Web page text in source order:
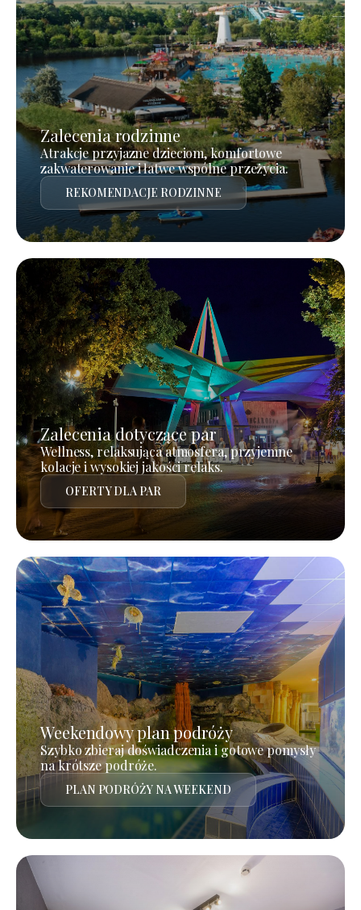
Zalecenia rodzinne
Atrakcje przyjazne dzieciom, komfortowe
zakwaterowanie i łatwe wspólne przeżycia.
REKOMENDACJE RODZINNE
Zalecenia dotyczące par
Wellness, relaksująca atmosfera, przyjemne
kolacje i wysokiej jakości relaks.
OFERTY DLA PAR
Weekendowy plan podróży
Szybko zbieraj doświadczenia i gotowe pomysły
na krótsze podróże.
PLAN PODRÓŻY NA WEEKEND